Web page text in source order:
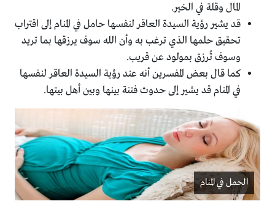
المال وقلة في الخير.
قد يشير رؤية السيدة العاقر لنفسها حامل في المنام إلى اقتراب
تحقيق حلمها الذي ترغب به وأن الله سوف يرزقها بما تريد
وسوف تُرزق بمولود عن قريب.
كما قال بعض المفسرين أنه عند رؤية السيدة العاقر لنفسها
في المنام قد يشير إلى حدوث فتنة بينها وبين أهل بيتها.
الحمل في المنام